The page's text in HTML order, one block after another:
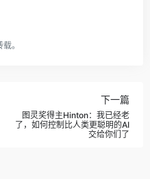
。
下一篇
图灵奖得主Hinton：我已经老
了，如何控制比人类更聪明的AI
交给你们了